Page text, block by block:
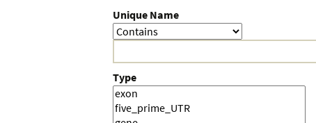
Unique Name
Type